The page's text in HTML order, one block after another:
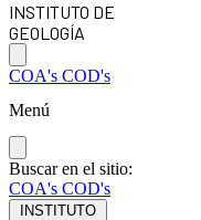
INSTITUTO DE
GEOLOGÍA
COA's COD's
Menú
Buscar en el sitio:
COA's COD's
INSTITUTO